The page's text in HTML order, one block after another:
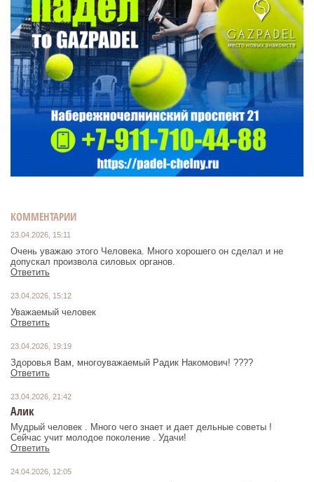
КОММЕНТАРИИ
23.04.2026, 15:11
Очень уважаю этого Человека. Много хорошего он сделал и не
допускал произвола силовых органов.
Ответить
23.04.2026, 15:12
Уважаемый человек
Ответить
23.04.2026, 19:19
Здоровья Вам, многоуважаемый Радик Накомович! ????
Ответить
23.04.2026, 21:42
Алик
Мудрый человек . Много чего знает и дает дельные советы !
Сейчас учит молодое поколение . Удачи!
Ответить
24.04.2026, 12:05